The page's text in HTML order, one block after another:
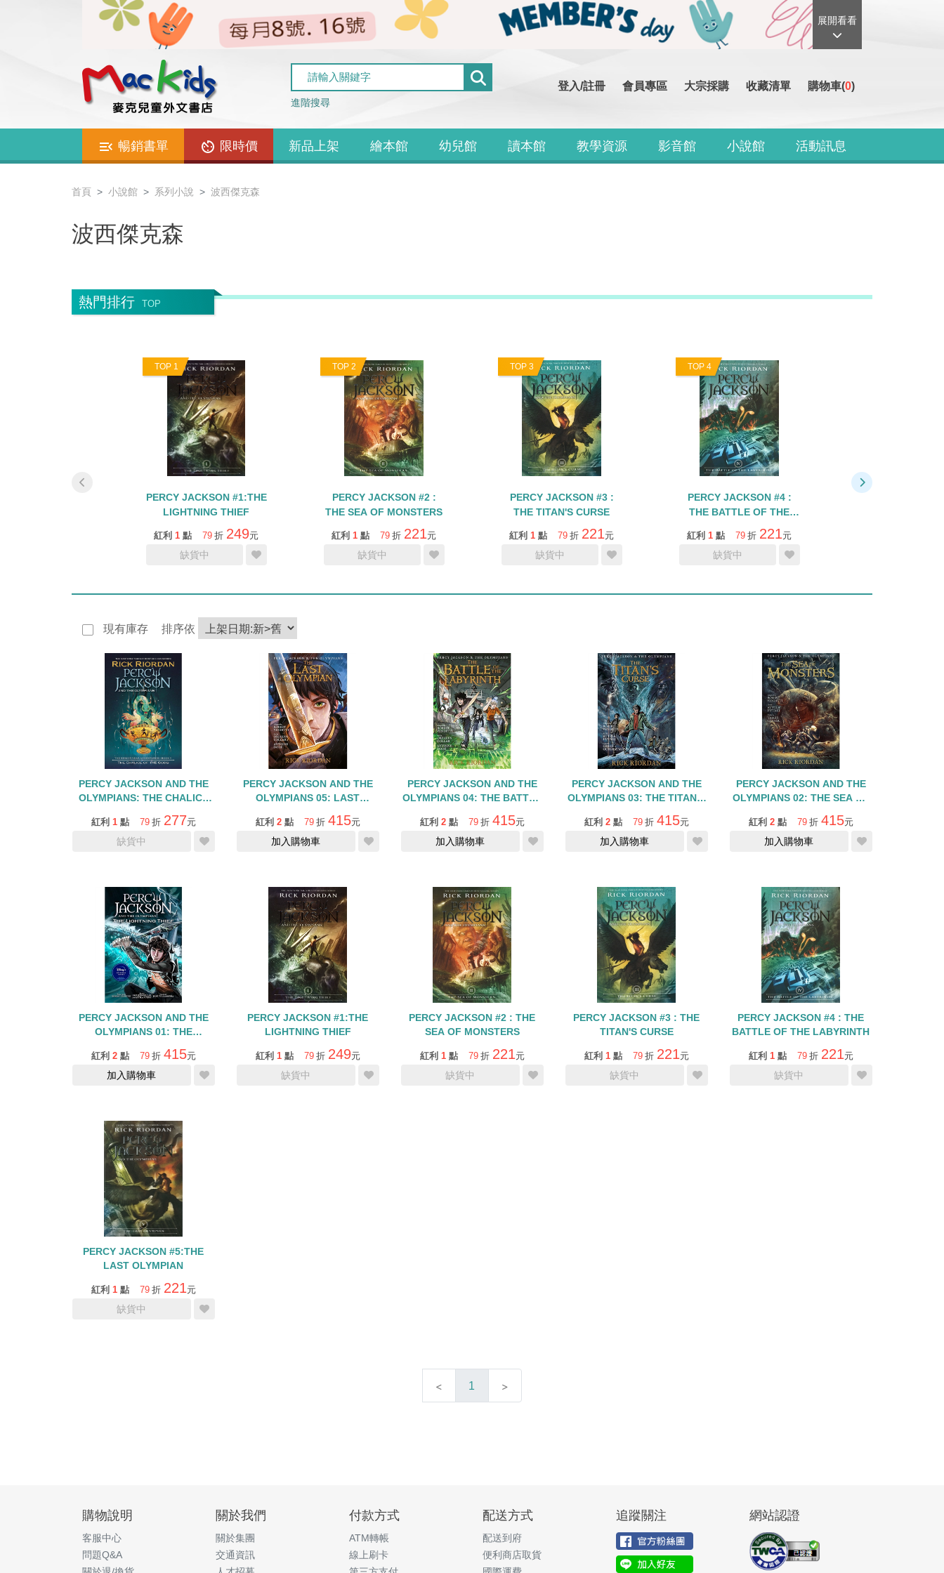
展開看看
進階搜尋
登入/註冊 會員專區 大宗採購 收藏清單 購物車(0)
暢銷書單 限時價 新品上架 繪本館 幼兒館 讀本館 教學資源 影音館 小說館 活動訊息
首頁 小說館 系列小說 波西傑克森
波西傑克森
熱門排行 TOP
TOP 1
PERCY JACKSON #1:THE
LIGHTNING THIEF
紅利 1 點 79 折 249元
缺貨中
TOP 2
PERCY JACKSON #2 :
THE SEA OF MONSTERS
紅利 1 點 79 折 221元
缺貨中
TOP 3
PERCY JACKSON #3 :
THE TITAN'S CURSE
紅利 1 點 79 折 221元
缺貨中
TOP 4
PERCY JACKSON #4 :
THE BATTLE OF THE
LABYRINTH
紅利 1 點 79 折 221元
缺貨中
現有庫存 排序依
PERCY JACKSON AND THE
OLYMPIANS: THE CHALICE
紅利 1 點 79 折 277元
缺貨中
PERCY JACKSON AND THE
OLYMPIANS 05: LAST
紅利 2 點 79 折 415元
加入購物車
PERCY JACKSON AND THE
OLYMPIANS 04: THE BATTLE
LABYRINTH/GRAPHIC NOVEL
紅利 2 點 79 折 415元
加入購物車
PERCY JACKSON AND THE
OLYMPIANS 03: THE TITAN'S
紅利 2 點 79 折 415元
加入購物車
PERCY JACKSON AND THE
OLYMPIANS 02: THE SEA OF
紅利 2 點 79 折 415元
加入購物車
PERCY JACKSON AND THE
OLYMPIANS 01: THE
NOVEL
紅利 2 點 79 折 415元
加入購物車
PERCY JACKSON #1:THE
LIGHTNING THIEF
紅利 1 點 79 折 249元
缺貨中
PERCY JACKSON #2 : THE
SEA OF MONSTERS
紅利 1 點 79 折 221元
缺貨中
PERCY JACKSON #3 : THE
TITAN'S CURSE
紅利 1 點 79 折 221元
缺貨中
PERCY JACKSON #4 : THE
BATTLE OF THE LABYRINTH
紅利 1 點 79 折 221元
缺貨中
PERCY JACKSON #5:THE
LAST OLYMPIAN
紅利 1 點 79 折 221元
缺貨中
1
購物說明
客服中心
問題Q&A
關於我們
關於集團
交通資訊
付款方式
ATM轉帳
線上刷卡
配送方式
配送到府
便利商店取貨
追蹤關注 網站認證